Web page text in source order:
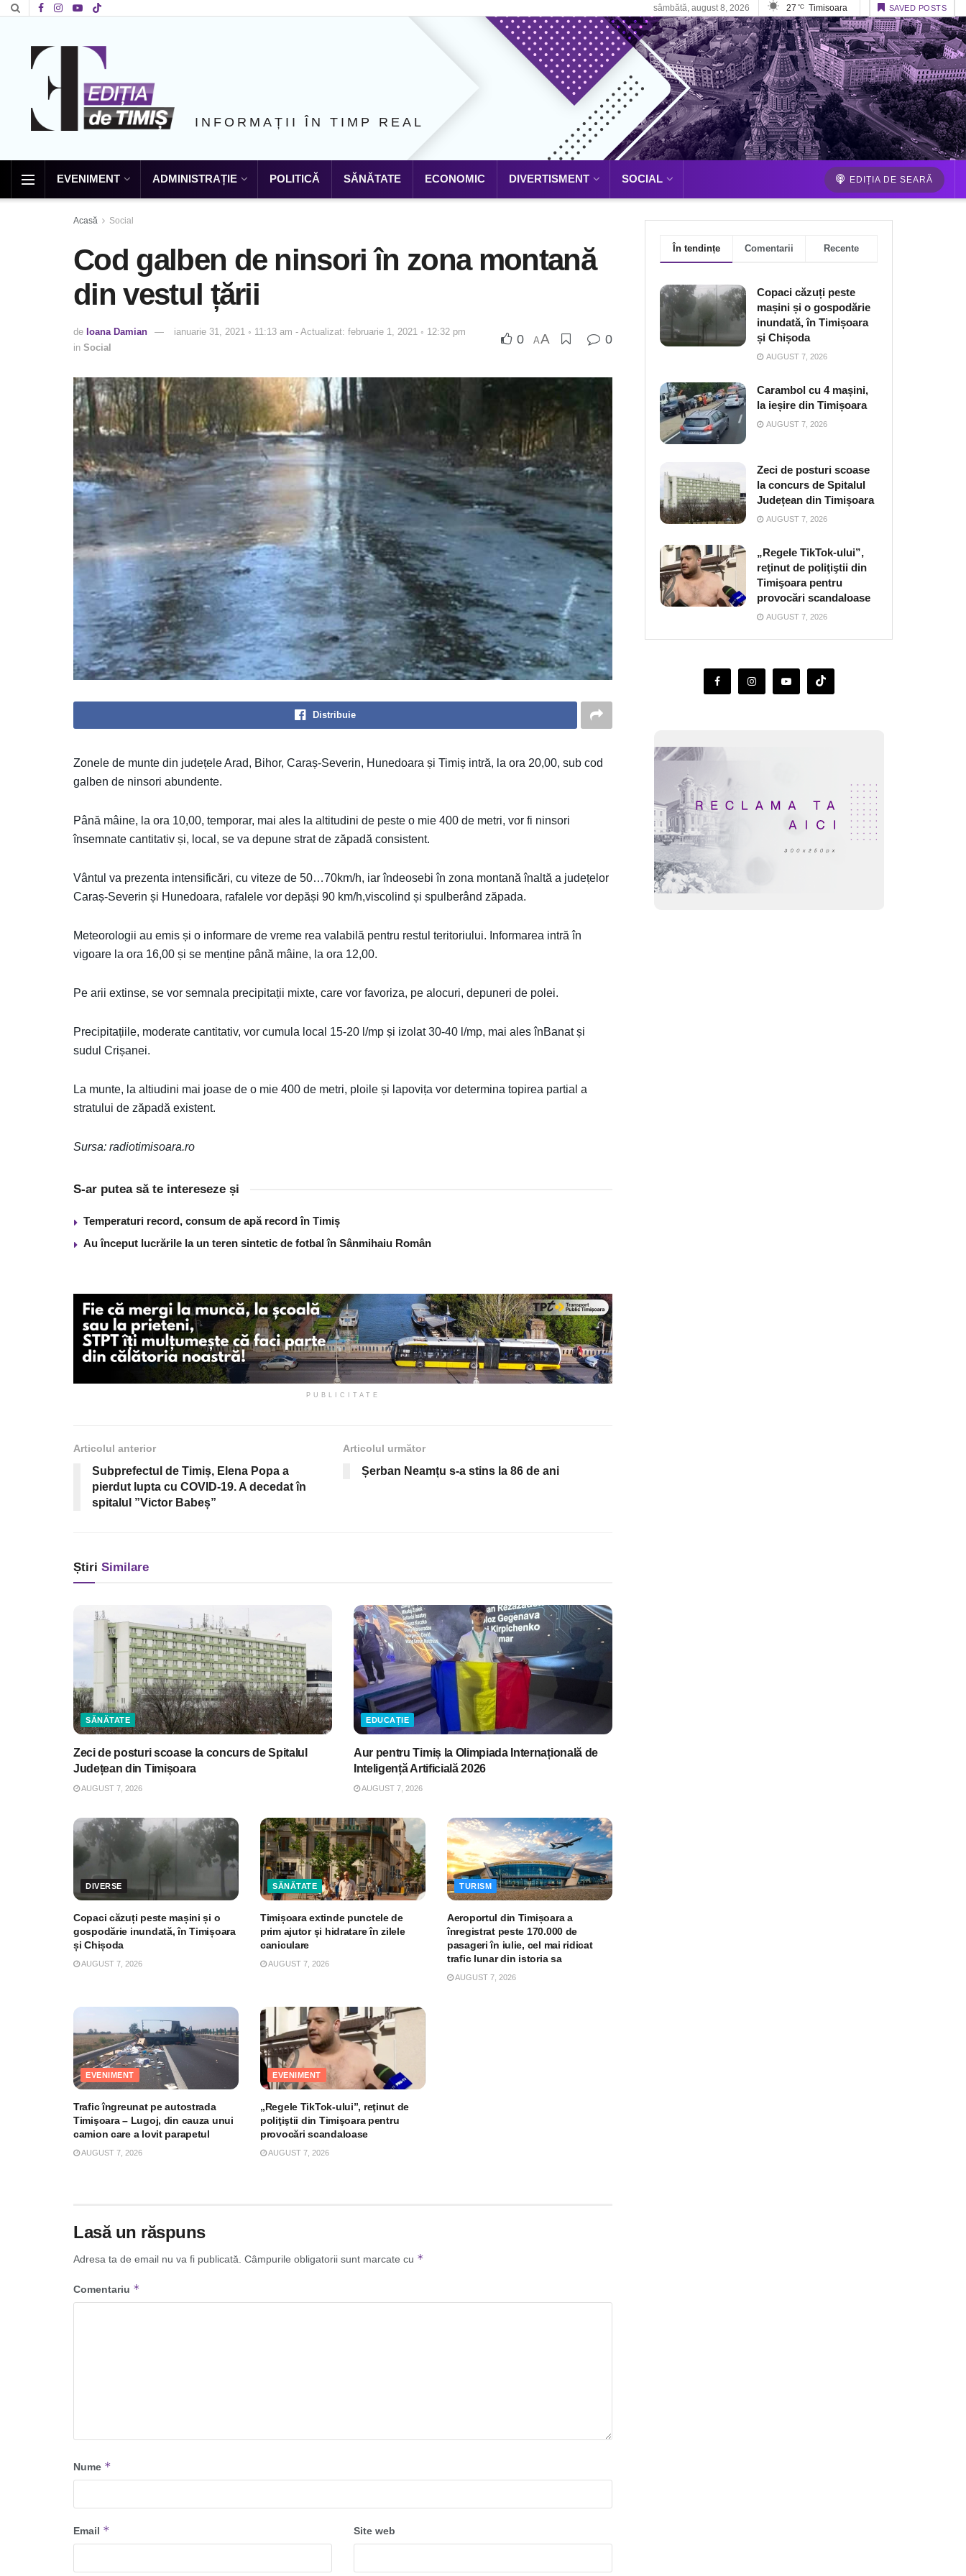
sâmbătă, august 8, 2026 27 °C Timisoara SAVED POSTS
INFORMAȚII ÎN TIMP REAL
EVENIMENT ADMINISTRAȚIE POLITICĂ SĂNĂTATE ECONOMIC DIVERTISMENT SOCIAL EDIȚIA DE SEARĂ
Acasă Social
Cod galben de ninsori în zona montană
din vestul țării
de Ioana Damian
ianuarie 31, 2021 ◦ 11:13 am - Actualizat: februarie 1, 2021 ◦ 12:32 pm
in Social
0 AA 0
Distribuie
Zonele de munte din județele Arad, Bihor, Caraș-Severin, Hunedoara și Timiș intră, la ora 20,00, sub cod
galben de ninsori abundente.
Până mâine, la ora 10,00, temporar, mai ales la altitudini de peste o mie 400 de metri, vor fi ninsori
însemnate cantitativ și, local, se va depune strat de zăpadă consistent.
Vântul va prezenta intensificări, cu viteze de 50…70km/h, iar îndeosebi în zona montană înaltă a județelor
Caraș-Severin și Hunedoara, rafalele vor depăși 90 km/h,viscolind și spulberând zăpada.
Meteorologii au emis și o informare de vreme rea valabilă pentru restul teritoriului. Informarea intră în
vigoare la ora 16,00 și se menține până mâine, la ora 12,00.
Pe arii extinse, se vor semnala precipitații mixte, care vor favoriza, pe alocuri, depuneri de polei.
Precipitațiile, moderate cantitativ, vor cumula local 15-20 l/mp și izolat 30-40 l/mp, mai ales înBanat și
sudul Crișanei.
La munte, la altiudini mai joase de o mie 400 de metri, ploile și lapovița vor determina topirea partial a
stratului de zăpadă existent.
Sursa: radiotimisoara.ro
S-ar putea să te intereseze și
Temperaturi record, consum de apă record în Timiș
Au început lucrările la un teren sintetic de fotbal în Sânmihaiu Român
PUBLICITATE
Articolul anterior
Subprefectul de Timiș, Elena Popa a
pierdut lupta cu COVID-19. A decedat în
spitalul ”Victor Babeș”
Articolul următor
Șerban Neamțu s-a stins la 86 de ani
Știri Similare
SĂNĂTATE
Zeci de posturi scoase la concurs de Spitalul
Județean din Timișoara
AUGUST 7, 2026
EDUCAȚIE
Aur pentru Timiș la Olimpiada Internațională de
Inteligență Artificială 2026
AUGUST 7, 2026
DIVERSE
Copaci căzuți peste mașini și o
gospodărie inundată, în Timișoara
și Chișoda
AUGUST 7, 2026
SĂNĂTATE
Timișoara extinde punctele de
prim ajutor și hidratare în zilele
caniculare
AUGUST 7, 2026
TURISM
Aeroportul din Timișoara a
înregistrat peste 170.000 de
pasageri în iulie, cel mai ridicat
trafic lunar din istoria sa
AUGUST 7, 2026
EVENIMENT
Trafic îngreunat pe autostrada
Timişoara – Lugoj, din cauza unui
camion care a lovit parapetul
AUGUST 7, 2026
EVENIMENT
„Regele TikTok-ului”, reţinut de
poliţiştii din Timişoara pentru
provocări scandaloase
AUGUST 7, 2026
Lasă un răspuns
Adresa ta de email nu va fi publicată. Câmpurile obligatorii sunt marcate cu *
Comentariu *
Nume *
Email * Site web
În tendințe Comentarii Recente
Copaci căzuți peste
mașini și o gospodărie
inundată, în Timișoara
și Chișoda
AUGUST 7, 2026
Carambol cu 4 mașini,
la ieșire din Timișoara
AUGUST 7, 2026
Zeci de posturi scoase
la concurs de Spitalul
Județean din Timișoara
AUGUST 7, 2026
„Regele TikTok-ului”,
reţinut de poliţiştii din
Timişoara pentru
provocări scandaloase
AUGUST 7, 2026